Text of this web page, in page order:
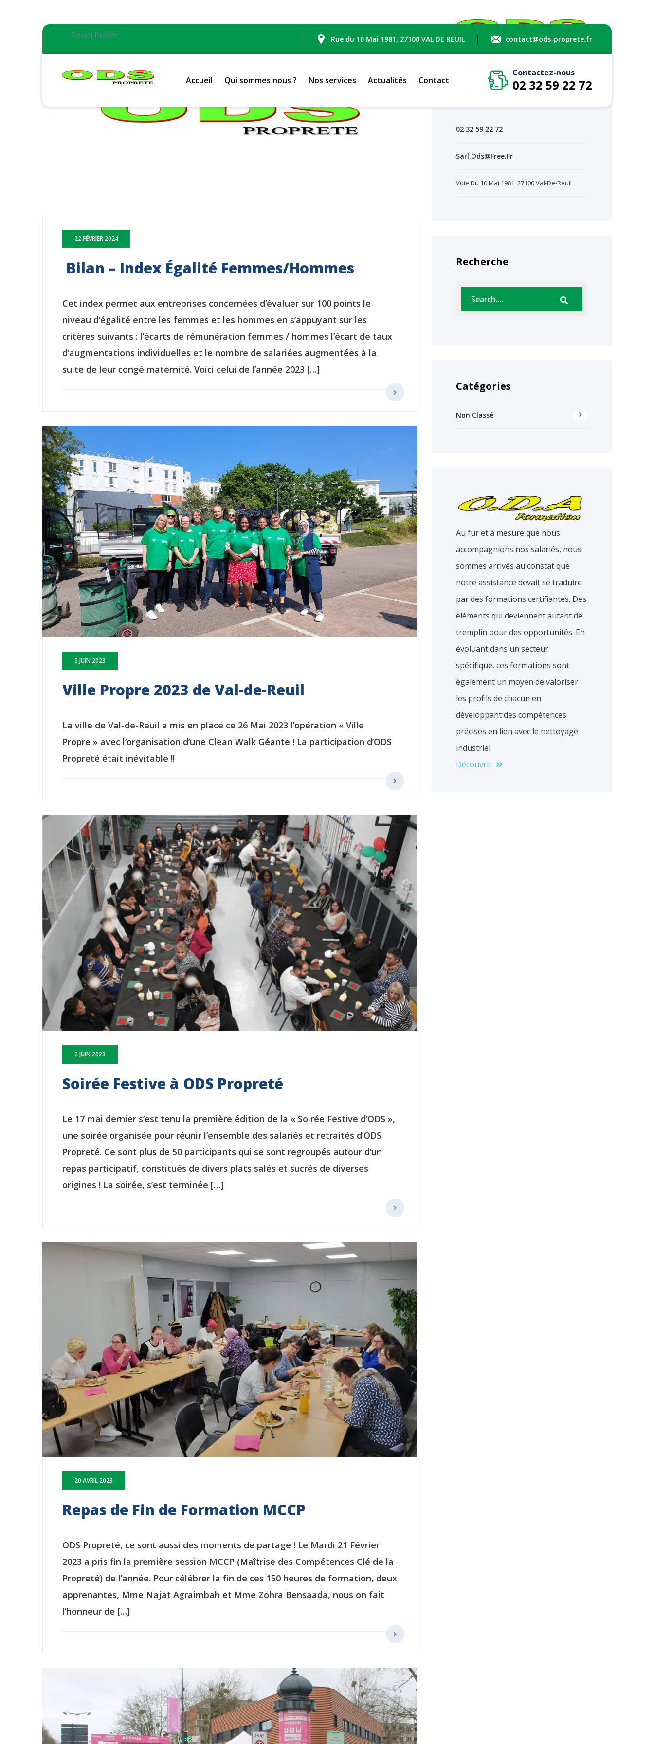
Social Profile Rue du 10 Mai 1981, 27100 VAL DE REUIL contact@ods-proprete.fr
Accueil Qui sommes nous ? Nos services Actualités Contact
Contactez-nous
02 32 59 22 72
22 FÉVRIER 2024
Bilan – Index Égalité Femmes/Hommes
Cet index permet aux entreprises concernées d’évaluer sur 100 points le
niveau d’égalité entre les femmes et les hommes en s’appuyant sur les
critères suivants : l’écarts de rémunération femmes / hommes l’écart de taux
d’augmentations individuelles et le nombre de salariées augmentées à la
suite de leur congé maternité. Voici celui de l’année 2023 […]
5 JUIN 2023
Ville Propre 2023 de Val-de-Reuil
La ville de Val-de-Reuil a mis en place ce 26 Mai 2023 l’opération « Ville
Propre » avec l’organisation d’une Clean Walk Géante ! La participation d’ODS
Propreté était inévitable !!
2 JUIN 2023
Soirée Festive à ODS Propreté
Le 17 mai dernier s’est tenu la première édition de la « Soirée Festive d’ODS »,
une soirée organisée pour réunir l’ensemble des salariés et retraités d’ODS
Propreté. Ce sont plus de 50 participants qui se sont regroupés autour d’un
repas participatif, constitués de divers plats salés et sucrés de diverses
origines ! La soirée, s’est terminée […]
20 AVRIL 2023
Repas de Fin de Formation MCCP
ODS Propreté, ce sont aussi des moments de partage ! Le Mardi 21 Février
2023 a pris fin la première session MCCP (Maîtrise des Compétences Clé de la
Propreté) de l’année. Pour célébrer la fin de ces 150 heures de formation, deux
apprenantes, Mme Najat Agraimbah et Mme Zohra Bensaada, nous on fait
l’honneur de […]
Contact
02 32 59 22 72
Sarl.ods@free.fr
Voie Du 10 Mai 1981, 27100 Val-De-Reuil
Recherche
Catégories
Non Classé
Au fur et à mesure que nous
accompagnions nos salariés, nous
sommes arrivés au constat que
notre assistance devait se traduire
par des formations certifiantes. Des
éléments qui deviennent autant de
tremplin pour des opportunités. En
évoluant dans un secteur
spécifique, ces formations sont
également un moyen de valoriser
les profils de chacun en
développant des compétences
précises en lien avec le nettoyage
industriel.
Découvrir